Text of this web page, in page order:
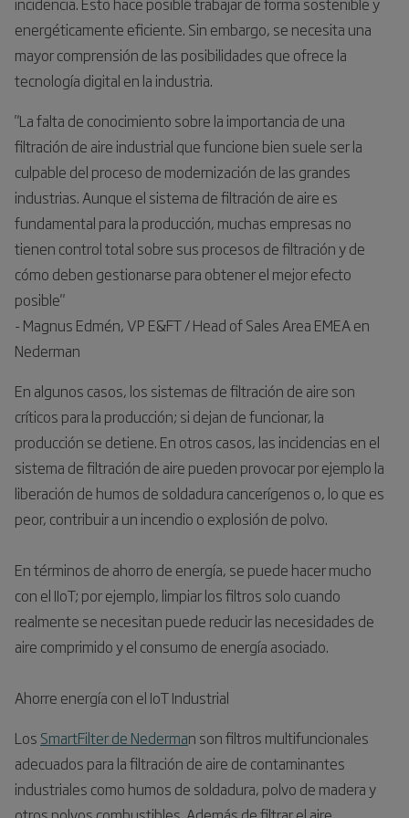
energéticamente eficiente. Sin embargo, se necesita una
mayor comprensión de las posibilidades que ofrece la
tecnología digital en la industria.
"La falta de conocimiento sobre la importancia de una
filtración de aire industrial que funcione bien suele ser la
culpable del proceso de modernización de las grandes
industrias. Aunque el sistema de filtración de aire es
fundamental para la producción, muchas empresas no
tienen control total sobre sus procesos de filtración y de
cómo deben gestionarse para obtener el mejor efecto
posible"
- Magnus Edmén, VP E&FT / Head of Sales Area EMEA en
Nederman
En algunos casos, los sistemas de filtración de aire son
críticos para la producción; si dejan de funcionar, la
producción se detiene. En otros casos, las incidencias en el
sistema de filtración de aire pueden provocar por ejemplo la
liberación de humos de soldadura cancerígenos o, lo que es
peor, contribuir a un incendio o explosión de polvo.
En términos de ahorro de energía, se puede hacer mucho
con el IIoT; por ejemplo, limpiar los filtros solo cuando
realmente se necesitan puede reducir las necesidades de
aire comprimido y el consumo de energía asociado.
Ahorre energía con el IoT Industrial
Los SmartFilter de Nederman son filtros multifuncionales
adecuados para la filtración de aire de contaminantes
industriales como humos de soldadura, polvo de madera y